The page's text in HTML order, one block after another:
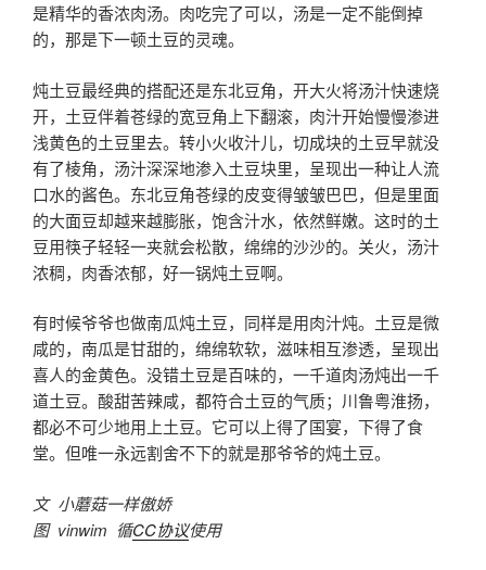
是精华的香浓肉汤。肉吃完了可以，汤是一定不能倒掉
的，那是下一顿土豆的灵魂。
炖土豆最经典的搭配还是东北豆角，开大火将汤汁快速烧
开，土豆伴着苍绿的宽豆角上下翻滚，肉汁开始慢慢渗进
浅黄色的土豆里去。转小火收汁儿，切成块的土豆早就没
有了棱角，汤汁深深地渗入土豆块里，呈现出一种让人流
口水的酱色。东北豆角苍绿的皮变得皱皱巴巴，但是里面
的大面豆却越来越膨胀，饱含汁水，依然鲜嫩。这时的土
豆用筷子轻轻一夹就会松散，绵绵的沙沙的。关火，汤汁
浓稠，肉香浓郁，好一锅炖土豆啊。
有时候爷爷也做南瓜炖土豆，同样是用肉汁炖。土豆是微
咸的，南瓜是甘甜的，绵绵软软，滋味相互渗透，呈现出
喜人的金黄色。没错土豆是百味的，一千道肉汤炖出一千
道土豆。酸甜苦辣咸，都符合土豆的气质；川鲁粤淮扬，
都必不可少地用上土豆。它可以上得了国宴，下得了食
堂。但唯一永远割舍不下的就是那爷爷的炖土豆。
文 小蘑菇一样傲娇
图 vinwim 循CC协议使用